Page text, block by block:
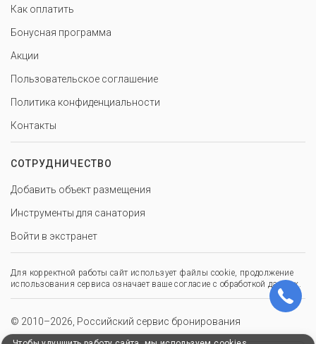
Как оплатить
Бонусная программа
Акции
Пользовательское соглашение
Политика конфиденциальности
Контакты
СОТРУДНИЧЕСТВО
Добавить объект размещения
Инструменты для санатория
Войти в экстранет
Для корректной работы сайт использует файлы cookie, продолжение
использования сервиса означает ваше согласие с обработкой данных.
© 2010–2026, Российский сервис бронирования